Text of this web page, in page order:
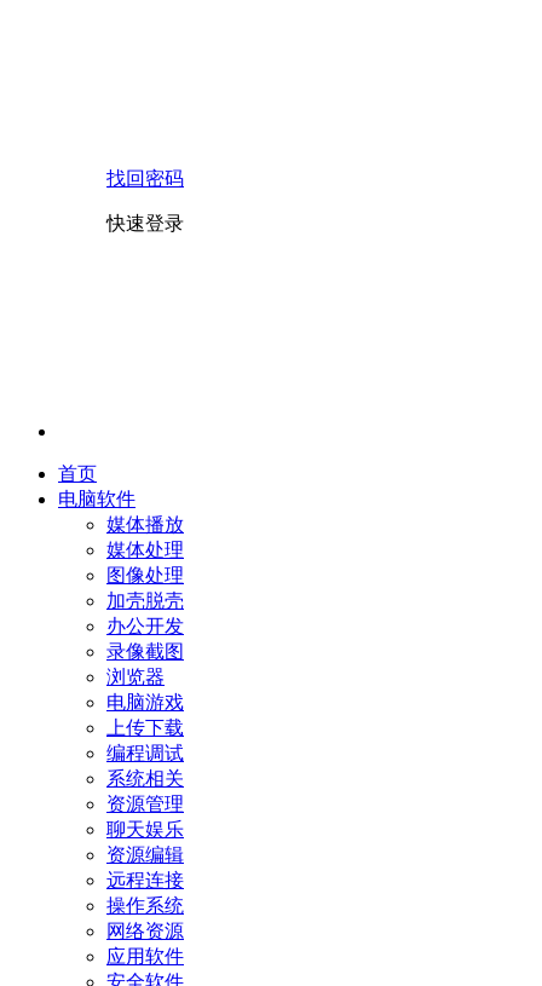
找回密码
快速登录
首页
电脑软件
媒体播放
媒体处理
图像处理
加壳脱壳
办公开发
录像截图
浏览器
电脑游戏
上传下载
编程调试
系统相关
资源管理
聊天娱乐
资源编辑
远程连接
操作系统
网络资源
应用软件
安全软件